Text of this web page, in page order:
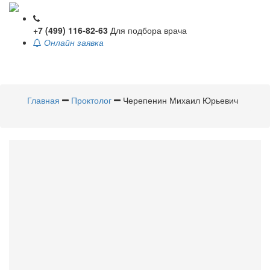
+7 (499) 116-82-63 Для подбора врача
Онлайн заявка
Главная
Проктолог Черепенин Михаил Юрьевич